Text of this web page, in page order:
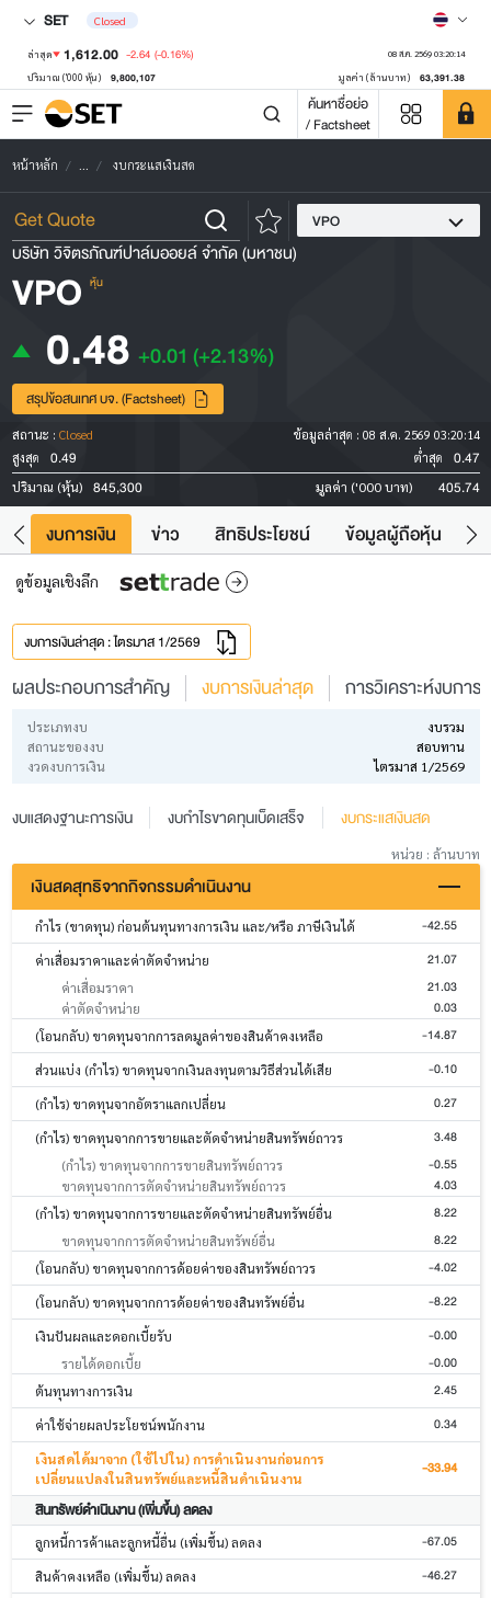
SET Closed
ล่าสุด 1,612.00 -2.64 (-0.16%) 08 ส.ค. 2569 03:20:14
ปริมาณ ('000 หุ้น) 9,800,107 มูลค่า (ล้านบาท) 63,391.38
ค้นหาชื่อย่อ
/ Factsheet
หน้าหลัก ... งบกระแสเงินสด
VPO
บริษัท วิจิตรภัณฑ์ปาล์มออยล์ จำกัด (มหาชน)
VPO หุ้น
0.48 +0.01 (+2.13%)
สรุปข้อสนเทศ บจ. (Factsheet)
สถานะ : Closed ข้อมูลล่าสุด : 08 ส.ค. 2569 03:20:14
สูงสุด
0.49 ต่ำสุด 0.47
ปริมาณ (หุ้น) 845,300 มูลค่า ('000 บาท) 405.74
งบการเงิน ข่าว สิทธิประโยชน์ ข้อมูลผู้ถือหุ้น
ดูข้อมูลเชิงลึก
งบการเงินล่าสุด : ไตรมาส 1/2569
ผลประกอบการสำคัญ งบการเงินล่าสุด การวิเคราะห์งบการ
ประเภทงบ
งบรวม
สถานะของงบ
สอบทาน
งวดงบการเงิน
ไตรมาส 1/2569
งบแสดงฐานะการเงิน งบกำไรขาดทุนเบ็ดเสร็จ งบกระแสเงินสด
หน่วย : ล้านบาท
เงินสดสุทธิจากกิจกรรมดำเนินงาน
กำไร (ขาดทุน) ก่อนต้นทุนทางการเงิน และ/หรือ ภาษีเงินได้ -42.55
ค่าเสื่อมราคาและค่าตัดจำหน่าย 21.07
ค่าเสื่อมราคา 21.03
ค่าตัดจำหน่าย 0.03
(โอนกลับ) ขาดทุนจากการลดมูลค่าของสินค้าคงเหลือ -14.87
ส่วนแบ่ง (กำไร) ขาดทุนจากเงินลงทุนตามวิธีส่วนได้เสีย -0.10
(กำไร) ขาดทุนจากอัตราแลกเปลี่ยน 0.27
(กำไร) ขาดทุนจากการขายและตัดจำหน่ายสินทรัพย์ถาวร 3.48
(กำไร) ขาดทุนจากการขายสินทรัพย์ถาวร -0.55
ขาดทุนจากการตัดจำหน่ายสินทรัพย์ถาวร 4.03
(กำไร) ขาดทุนจากการขายและตัดจำหน่ายสินทรัพย์อื่น 8.22
ขาดทุนจากการตัดจำหน่ายสินทรัพย์อื่น 8.22
(โอนกลับ) ขาดทุนจากการด้อยค่าของสินทรัพย์ถาวร -4.02
(โอนกลับ) ขาดทุนจากการด้อยค่าของสินทรัพย์อื่น -8.22
เงินปันผลและดอกเบี้ยรับ -0.00
รายได้ดอกเบี้ย -0.00
ต้นทุนทางการเงิน 2.45
ค่าใช้จ่ายผลประโยชน์พนักงาน 0.34
เงินสดได้มาจาก (ใช้ไปใน) การดำเนินงานก่อนการ
เปลี่ยนแปลงในสินทรัพย์และหนี้สินดำเนินงาน
-33.94
สินทรัพย์ดำเนินงาน (เพิ่มขึ้น) ลดลง
ลูกหนี้การค้าและลูกหนี้อื่น (เพิ่มขึ้น) ลดลง -67.05
สินค้าคงเหลือ (เพิ่มขึ้น) ลดลง -46.27